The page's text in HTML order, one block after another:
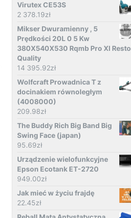
Virutex CE53S
2 378.19zł
Mikser Dwuramienny , 5
Prędkości 20L 0 5 Kw
380X540X530 Rqmb Pro Xl Resto
Quality
14 395.92zł
Wolfcraft Prowadnica T z
docinakiem równoległym
(4008000)
209.98zł
The Buddy Rich Big Band Big
Swing Face (japan)
95.69zł
Urządzenie wielofunkcyjne
Epson Ecotank ET-2720
949.00zł
Jak mieć w życiu frajdę
22.45zł